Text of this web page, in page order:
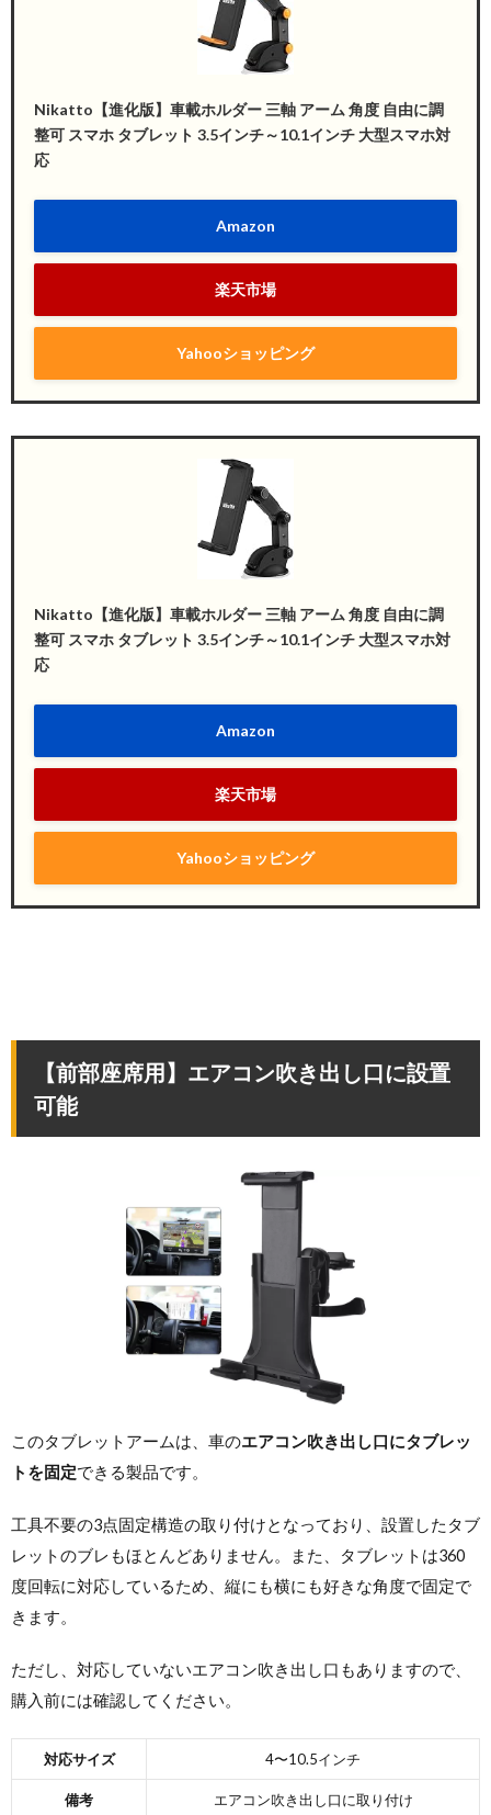
Nikatto【進化版】車載ホルダー 三軸 アーム 角度 自由に調
整可 スマホ タブレット 3.5インチ～10.1インチ 大型スマホ対
応
Amazon
楽天市場
Yahooショッピング
Nikatto【進化版】車載ホルダー 三軸 アーム 角度 自由に調
整可 スマホ タブレット 3.5インチ～10.1インチ 大型スマホ対
応
Amazon
楽天市場
Yahooショッピング
【前部座席用】エアコン吹き出し口に設置
可能
このタブレットアームは、車のエアコン吹き出し口にタブレッ
トを固定できる製品です。
工具不要の3点固定構造の取り付けとなっており、設置したタブ
レットのブレもほとんどありません。また、タブレットは360
度回転に対応しているため、縦にも横にも好きな角度で固定で
きます。
ただし、対応していないエアコン吹き出し口もありますので、
購入前には確認してください。
対応サイズ 4〜10.5インチ
備考 エアコン吹き出し口に取り付け